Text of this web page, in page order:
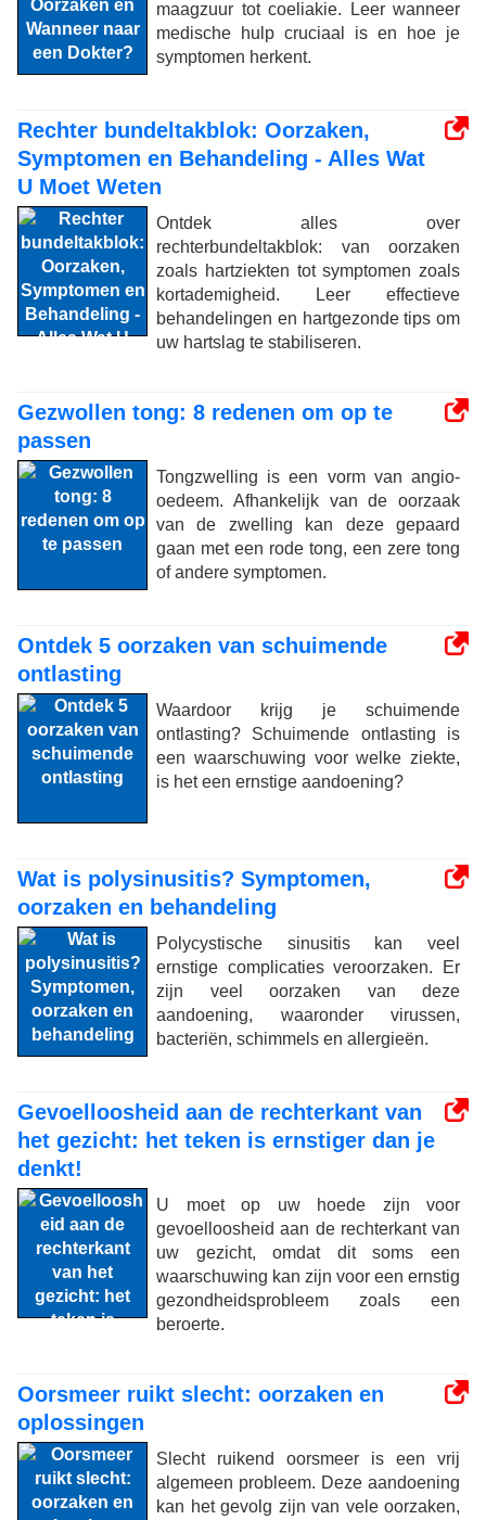
maagzuur tot coeliakie. Leer wanneer
medische hulp cruciaal is en hoe je
symptomen herkent.
Rechter bundeltakblok: Oorzaken,
Symptomen en Behandeling - Alles Wat
U Moet Weten
Ontdek alles over
rechterbundeltakblok: van oorzaken
zoals hartziekten tot symptomen zoals
kortademigheid. Leer effectieve
behandelingen en hartgezonde tips om
uw hartslag te stabiliseren.
Gezwollen tong: 8 redenen om op te
passen
Tongzwelling is een vorm van angio-
oedeem. Afhankelijk van de oorzaak
van de zwelling kan deze gepaard
gaan met een rode tong, een zere tong
of andere symptomen.
Ontdek 5 oorzaken van schuimende
ontlasting
Waardoor krijg je schuimende
ontlasting? Schuimende ontlasting is
een waarschuwing voor welke ziekte,
is het een ernstige aandoening?
Wat is polysinusitis? Symptomen,
oorzaken en behandeling
Polycystische sinusitis kan veel
ernstige complicaties veroorzaken. Er
zijn veel oorzaken van deze
aandoening, waaronder virussen,
bacteriën, schimmels en allergieën.
Gevoelloosheid aan de rechterkant van
het gezicht: het teken is ernstiger dan je
denkt!
U moet op uw hoede zijn voor
gevoelloosheid aan de rechterkant van
uw gezicht, omdat dit soms een
waarschuwing kan zijn voor een ernstig
gezondheidsprobleem zoals een
beroerte.
Oorsmeer ruikt slecht: oorzaken en
oplossingen
Slecht ruikend oorsmeer is een vrij
algemeen probleem. Deze aandoening
kan het gevolg zijn van vele oorzaken,